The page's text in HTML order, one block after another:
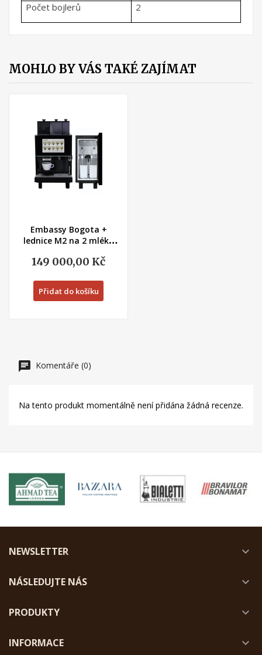
Počet bojlerů
2
MOHLO BY VÁS TAKÉ ZAJÍMAT
Embassy Bogota +
lednice M2 na 2 mléka
149 000,00 Kč
Přidat do košíku
Komentáře (0)
Na tento produkt momentálně není přidána žádná recenze.
NEWSLETTER 
NÁSLEDUJTE NÁS 
PRODUKTY 
INFORMACE 